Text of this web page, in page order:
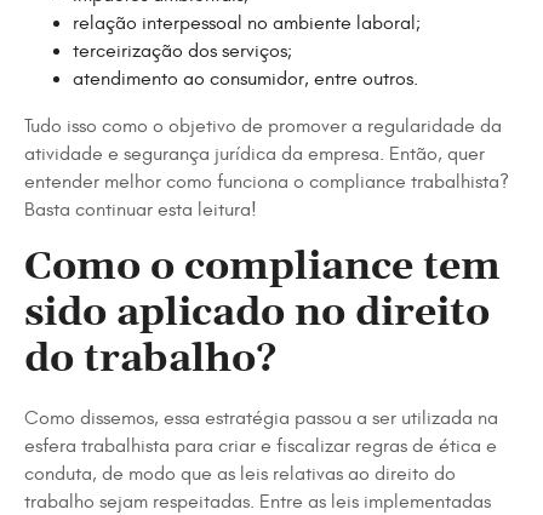
relação interpessoal no ambiente laboral;
terceirização dos serviços;
atendimento ao consumidor, entre outros.
Tudo isso como o objetivo de promover a regularidade da
atividade e segurança jurídica da empresa. Então, quer
entender melhor como funciona o compliance trabalhista?
Basta continuar esta leitura!
Como o compliance tem
sido aplicado no direito
do trabalho?
Como dissemos, essa estratégia passou a ser utilizada na
esfera trabalhista para criar e fiscalizar regras de ética e
conduta, de modo que as leis relativas ao direito do
trabalho sejam respeitadas. Entre as leis implementadas